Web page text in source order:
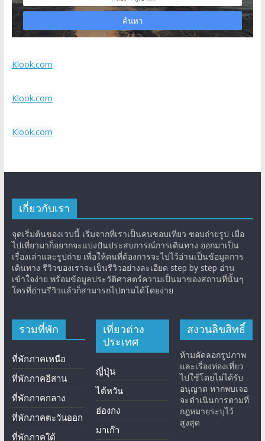
Klook.com
Klook.com
Klook.com
เกี่ยวกับเรา
จุดเริ่มต้นของเวบนี้ เริ่มจากที่เราเป็นคนชอบเที่ยว ชอบถ่ายรูป เมื่อ
ไปเที่ยวมาก็อยากจะแบ่งปันประสบการณ์การเดินทาง ออกมาเป็น
เรื่องเล่าและรูปถ่าย เพื่อให้คนที่ต้องการจะไปไว้อ่านเป็นข้อมูลการ
เดินทาง รีวิวของเราจะเป็นรีวิวอย่างละเอียด step by step อ่าน
เข้าใจง่าย พร้อมข้อมูลประวัติศาสตร์ความเป็นมาของสถานที่นั้นๆ
ใครที่อ่านรีวิวแล้วก็สามารถไปตามได้โดยง่าย
รวมที่พัก
ที่พักภาคเหนือ
ที่พักภาคอีสาน
ที่พักภาคกลาง
ที่พักภาคตะวันออก
ที่พักภาคใต้
เที่ยวต่าง
ประเทศ
ญี่ปุ่น
ไต้หวัน
ฮ่องกง
มาเก๊า
สงวนลิขสิทธิ์
ห้ามคัดลอกรูปภาพ
และเรื่องท่องเที่ยว
ไปใช้โดยไม่ได้รับ
อนุญาต หากพบเจอ
จะดำเนินการตามที่
กฎหมายระบุไว้
สูงสุด